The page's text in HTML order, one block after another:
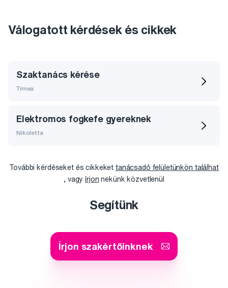
Válogatott kérdések és cikkek
Szaktanács kérése
Tímea
Elektromos fogkefe gyereknek
Nikoletta
További kérdéseket és cikkeket tanácsadó felületünkön találhat
, vagyírjon nekünk közvetlenül
Segítünk
Írjon szakértőinknek